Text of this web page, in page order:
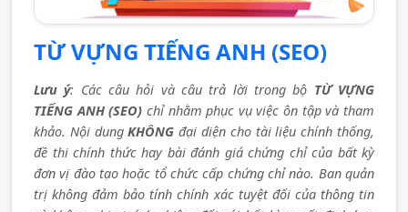
TỪ VỰNG TIẾNG ANH (SEO)
Lưu ý: Các câu hỏi và câu trả lời trong bộ TỪ VỰNG
TIẾNG ANH (SEO) chỉ nhằm phục vụ việc ôn tập và tham
khảo. Nội dungKHÔNG đại diện cho tài liệu chính thống,
đề thi chính thức hay bài đánh giá chứng chỉ của bất kỳ
đơn vị đào tạo hoặc tổ chức cấp chứng chỉ nào. Ban quản
trị không đảm bảo tính chính xác tuyệt đối của thông tin